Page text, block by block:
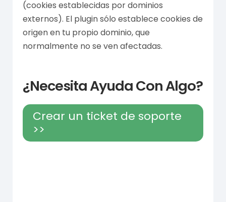
(cookies establecidas por dominios
externos). El plugin sólo establece cookies de
origen en tu propio dominio, que
normalmente no se ven afectadas.
¿Necesita Ayuda Con Algo?
Crear un ticket de soporte
>>